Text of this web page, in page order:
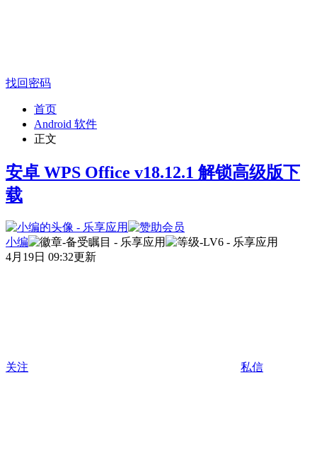
找回密码
首页
Android 软件
正文
安卓 WPS Office v18.12.1 解锁高级版下
载
小编
4月19日 09:32更新
关注 私信